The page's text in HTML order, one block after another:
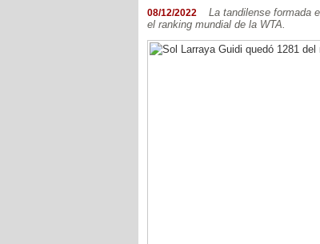
Boxeo
Ciclismo
Gim. Artística
08/12/2022
La tandilense formada
el ranking mundial de la WTA.